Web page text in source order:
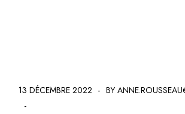
13 DÉCEMBRE 2022 BY